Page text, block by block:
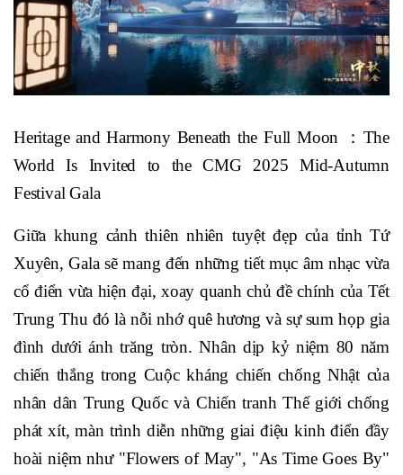
Heritage and Harmony Beneath the Full Moon ：The
World Is Invited to the CMG 2025 Mid-Autumn
Festival Gala
Giữa khung cảnh thiên nhiên tuyệt đẹp của tỉnh Tứ
Xuyên, Gala sẽ mang đến những tiết mục âm nhạc vừa
cổ điển vừa hiện đại, xoay quanh chủ đề chính của Tết
Trung Thu đó là nỗi nhớ quê hương và sự sum họp gia
đình dưới ánh trăng tròn. Nhân dịp kỷ niệm 80 năm
chiến thắng trong Cuộc kháng chiến chống Nhật của
nhân dân Trung Quốc và Chiến tranh Thế giới chống
phát xít, màn trình diễn những giai điệu kinh điển đầy
hoài niệm như "Flowers of May", "As Time Goes By"